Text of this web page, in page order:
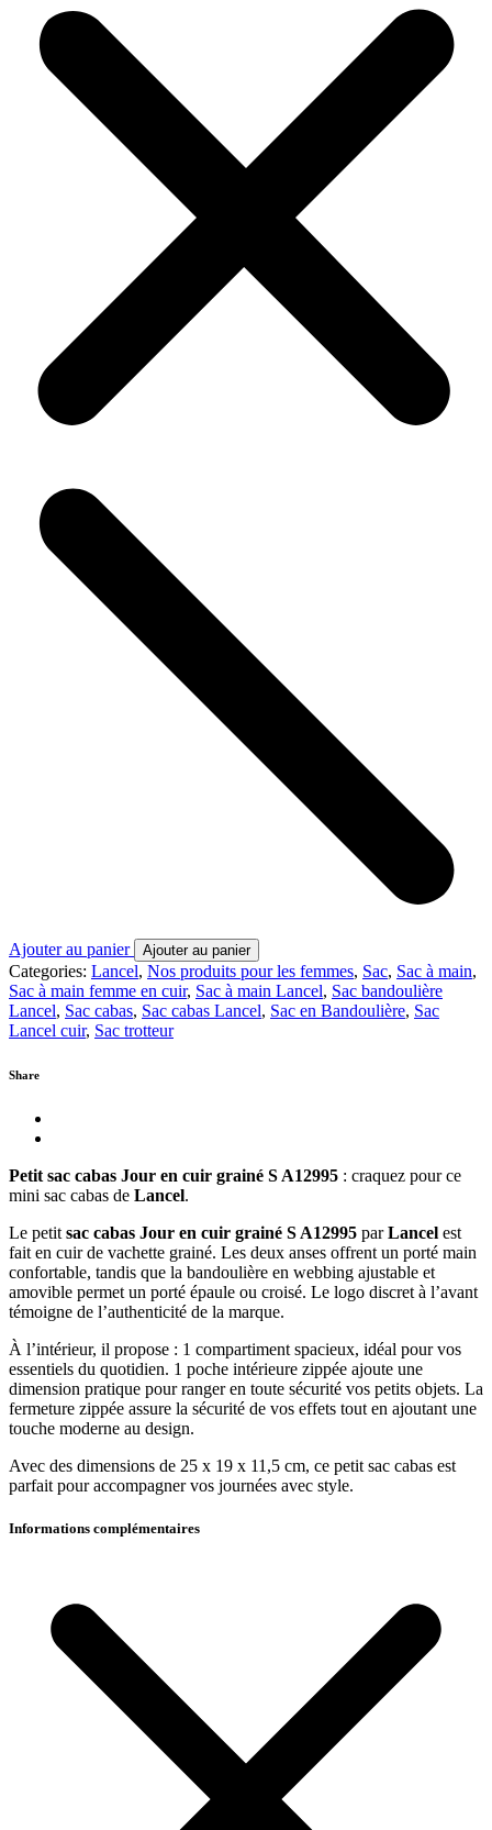
Ajouter au panier Ajouter au panier
Categories: Lancel, Nos produits pour les femmes, Sac, Sac à main,
Sac à main femme en cuir, Sac à main Lancel, Sac bandoulière
Lancel, Sac cabas, Sac cabas Lancel, Sac en Bandoulière, Sac
Lancel cuir, Sac trotteur
Share
Petit sac cabas Jour en cuir grainé S A12995 : craquez pour ce
mini sac cabas de Lancel.
Le petit sac cabas Jour en cuir grainé S A12995 parLancel est
fait en cuir de vachette grainé. Les deux anses offrent un porté main
confortable, tandis que la bandoulière en webbing ajustable et
amovible permet un porté épaule ou croisé. Le logo discret à l’avant
témoigne de l’authenticité de la marque.
À l’intérieur, il propose : 1 compartiment spacieux, idéal pour vos
essentiels du quotidien. 1 poche intérieure zippée ajoute une
dimension pratique pour ranger en toute sécurité vos petits objets. La
fermeture zippée assure la sécurité de vos effets tout en ajoutant une
touche moderne au design.
Avec des dimensions de 25 x 19 x 11,5 cm, ce petit sac cabas est
parfait pour accompagner vos journées avec style.
Informations complémentaires